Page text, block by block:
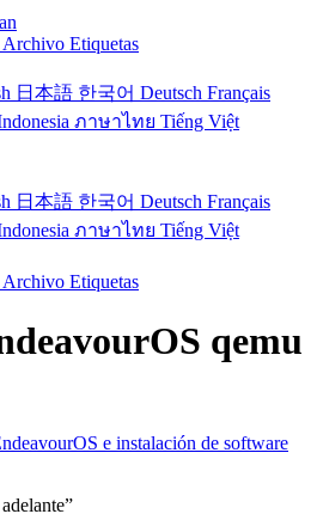
Archivo Etiquetas
日本語 한국어 Deutsch Français
ภาษาไทย Tiếng Việt
日本語 한국어 Deutsch Français
ภาษาไทย Tiếng Việt
Archivo Etiquetas
qemu
e instalación de software
”